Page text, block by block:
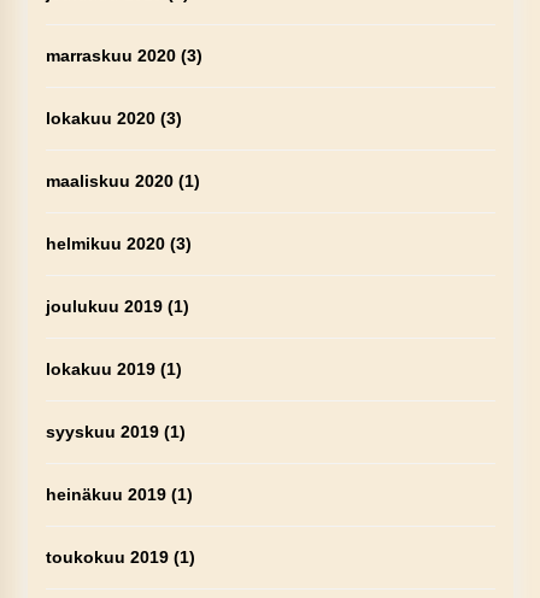
marraskuu 2020(3)
lokakuu 2020(3)
maaliskuu 2020(1)
helmikuu 2020(3)
joulukuu 2019(1)
lokakuu 2019(1)
syyskuu 2019(1)
heinäkuu 2019(1)
toukokuu 2019(1)